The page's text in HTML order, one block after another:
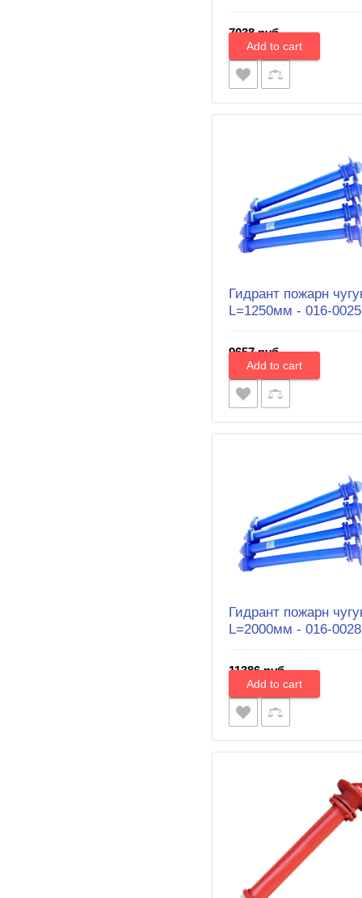
7038 руб.
Гидрант пожарн
L=1250мм - 016-0025
9657 руб.
Гидрант пожарн
L=2000мм - 016-0028
11386 руб.